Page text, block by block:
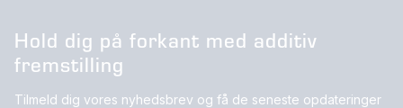
Hold dig på forkant med additiv
fremstilling
Tilmeld dig vores nyhedsbrev og få de seneste opdateringer